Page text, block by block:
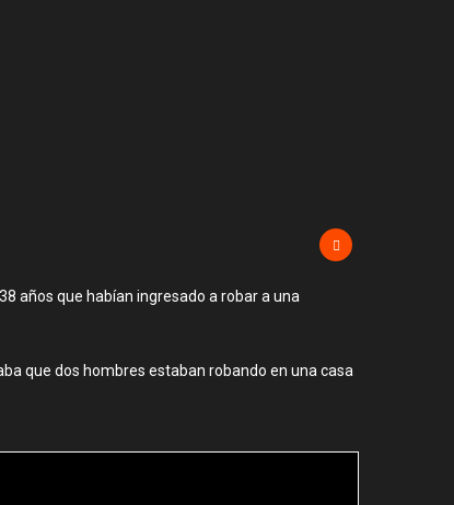
años que habían ingresado a robar a una
que dos hombres estaban robando en una casa